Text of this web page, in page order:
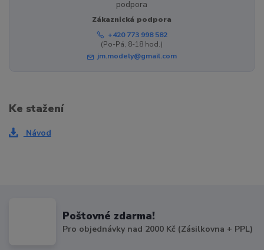
Zákaznická podpora
+420 773 998 582
(Po-Pá, 8-18 hod.)
jm.modely@gmail.com
Ke stažení
Návod
Poštovné zdarma!
Pro objednávky nad 2000 Kč (Zásilkovna + PPL)